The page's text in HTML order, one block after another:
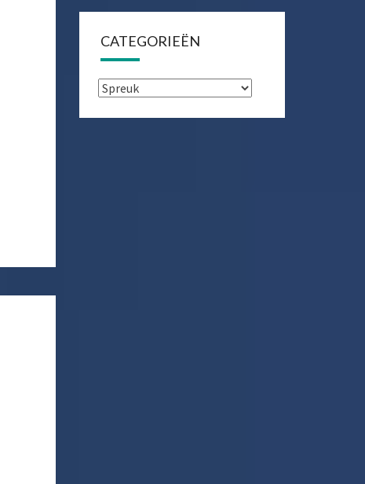
CATEGORIEËN
Categorieën